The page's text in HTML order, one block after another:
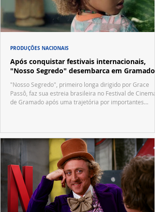
Após conquistar festivais internacionais,
"Nosso Segredo" desembarca em Gramado
"Nosso Segredo", primeiro longa dirigido por Grace
Passô, faz sua estreia brasileira no Festival de Cinema
de Gramado após uma trajetória por importantes
PRODUÇÕES NACIONAIS